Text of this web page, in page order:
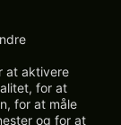
at aktivere
, for at
, for at måle
og for at